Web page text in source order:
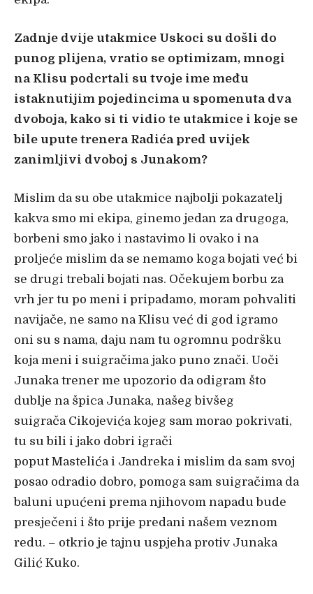
Zadnje dvije utakmice Uskoci su došli do
punog plijena, vratio se optimizam, mnogi
na Klisu podcrtali su tvoje ime među
istaknutijim pojedincima u spomenuta dva
dvoboja, kako si ti vidio te utakmice i koje se
bile upute trenera Radića pred uvijek
zanimljivi dvoboj s Junakom?
Mislim da su obe utakmice najbolji pokazatelj
kakva smo mi ekipa, ginemo jedan za drugoga,
borbeni smo jako i nastavimo li ovako i na
proljeće mislim da se nemamo koga bojati već bi
se drugi trebali bojati nas. Očekujem borbu za
vrh jer tu po meni i pripadamo, moram pohvaliti
navijače, ne samo na Klisu već di god igramo
oni su s nama, daju nam tu ogromnu podršku
koja meni i suigračima jako puno znači. Uoči
Junaka trener me upozorio da odigram što
dublje na špica Junaka, našeg bivšeg
suigrača Cikojevića kojeg sam morao pokrivati,
tu su bili i jako dobri igrači
poput Mastelića i Jandreka i mislim da sam svoj
posao odradio dobro, pomoga sam suigračima da
baluni upućeni prema njihovom napadu bude
presječeni i što prije predani našem veznom
redu. – otkrio je tajnu uspjeha protiv Junaka
Gilić Kuko.